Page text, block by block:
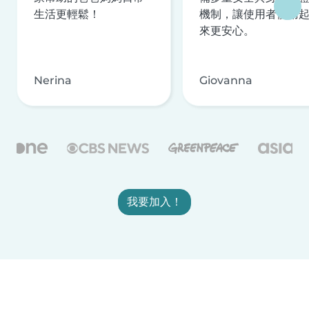
生活更輕鬆！
Nerina
機制，讓使用者使用起
來更安心。
Giovanna
我要加入！